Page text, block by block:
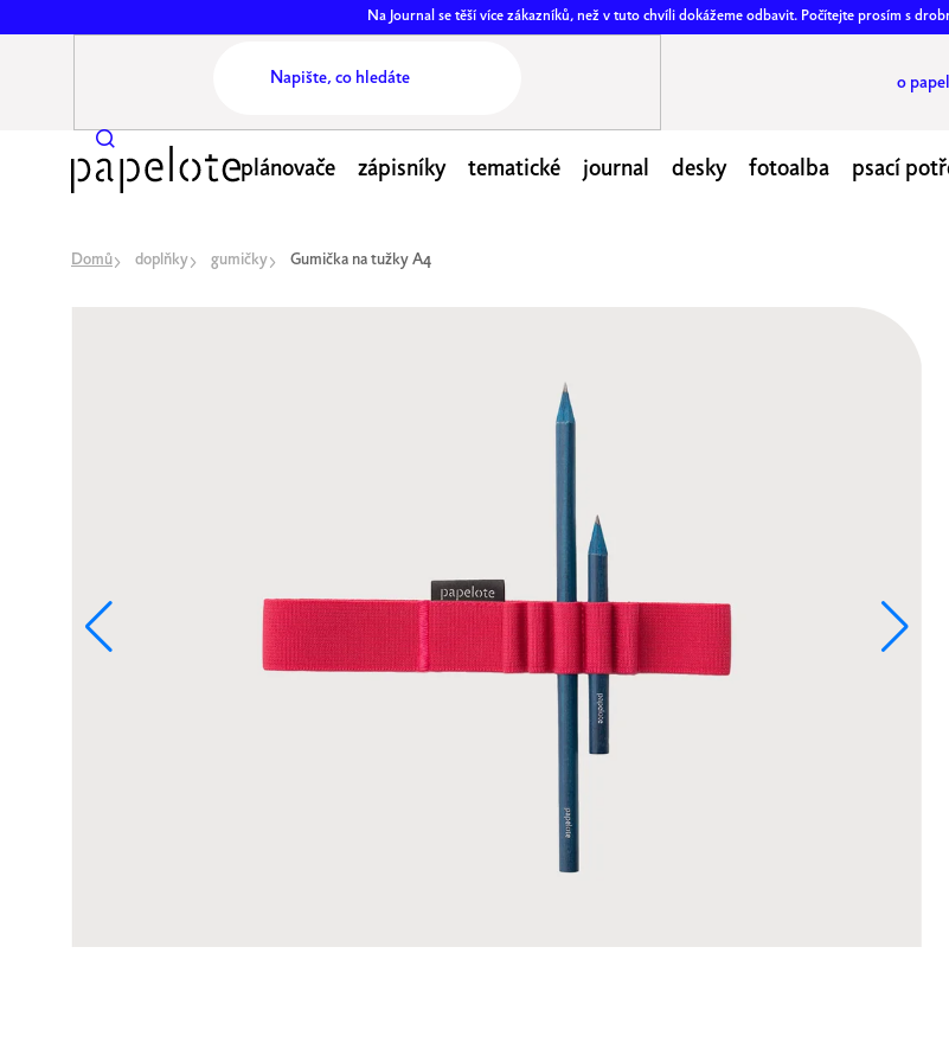
na
Na Journal se těší více zákazníků, než v tuto chvíli dokážeme odbavit. Počítejte prosím s
o
plánovače zápisníky tematické journal desky fotoalba psací
Domů doplňky gumičky Gumička na tužky A4